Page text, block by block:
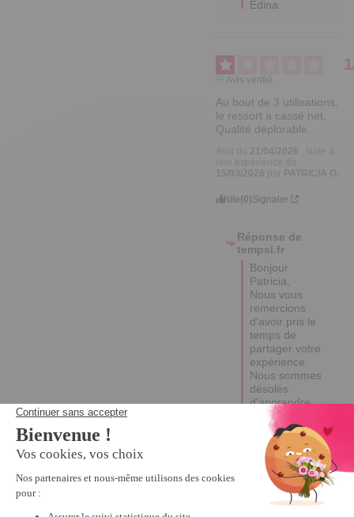
Edina
1
Avis vérifié
Au bout de 3 utilisations,
le ressort a cassé net.
Qualité déplorable.
21/04/2026
, suite à
15/03/2026
PATRICIA G.
Utile(0)Signaler
Réponse de
tempsl.fr
Bonjour
Patricia,
Nous vous
remercions
d'avoir pris le
temps de
partager votre
expérience.
Nous sommes
désolés
d'apprendre
que le produit
n'a pas
répondu à vos
attentes et
que vous avez
rencontré un
problème de
qualité. Votre